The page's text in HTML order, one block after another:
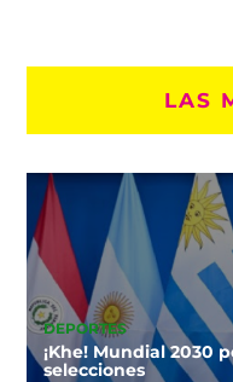
LAS
DEPORTES
¡Khe! Mundial 2030
selecciones